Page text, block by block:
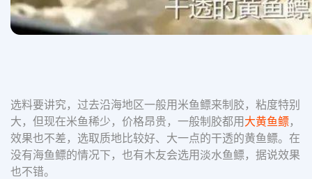
选料要讲究，过去沿海地区一般用米鱼鳔来制胶，粘度特别
大，但现在米鱼稀少，价格昂贵，一般制胶都用大黄鱼鳔，
效果也不差，选取质地比较好、大一点的干透的黄鱼鳔。在
没有海鱼鳔的情况下，也有木友会选用淡水鱼鳔，据说效果
也不错。